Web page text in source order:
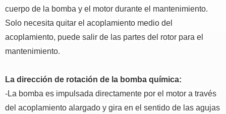
cuerpo de la bomba y el motor durante el mantenimiento.
Solo necesita quitar el acoplamiento medio del
acoplamiento, puede salir de las partes del rotor para el
mantenimiento.
La dirección de rotación de la bomba química:
-La bomba es impulsada directamente por el motor a través
del acoplamiento alargado y gira en el sentido de las agujas